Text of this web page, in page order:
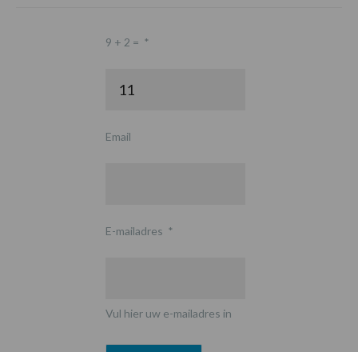
9 + 2 = *
Email
E-mailadres *
Vul hier uw e-mailadres in